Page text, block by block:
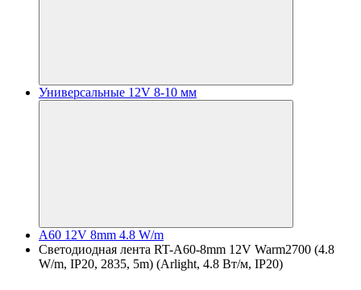
Универсальные 12V 8-10 мм
A60 12V 8mm 4.8 W/m
Светодиодная лента RT-A60-8mm 12V Warm2700 (4.8
W/m, IP20, 2835, 5m) (Arlight, 4.8 Вт/м, IP20)